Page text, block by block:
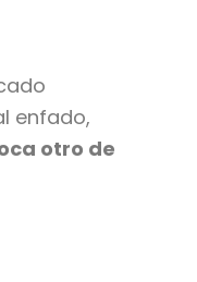
enfado,
otro de